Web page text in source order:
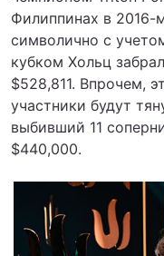
Филиппинах в 2016-
символично с
кубком Хольц
$528,811. Впрочем,
участники будут
выбивший 11
$440,000.